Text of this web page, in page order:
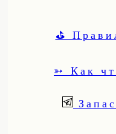
⛳
➳ Как